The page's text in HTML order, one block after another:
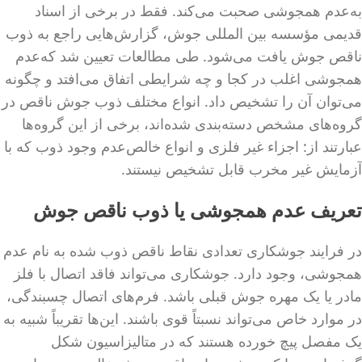
به‌عدم همجوشی صحبت می‌کند. فقط در برخی از اسناد
قدیمی مؤسسه بین المللی جوش، گزارش‌هایی راجع به ذوب
ناقص جوش یافت می‌شود. طی مطالعات تعیین شد که‌عدم
همجوشی اغلب در کجا و چه شرایطی اتفاق می‌افتد و چگونه
می‌توان آن را تشخیص داد. انواع مختلف ذوب جوش ناقص در
گروه‌های مشخص دسته‌بندی شده‌اند، برخی از این گروه‌ها
عبارتند از: اجزاء غیر فلزی و انواع خالص‌عدم وجود ذوب که با
آزمایش غیر مخرب قابل تشخیص نیستند.
تعریف عدم همجوشی یا ذوب ناقص جوش
در فرایند جوشکاری تعدادی نقاط ناقص ذوب شده به نام‌ عدم
همجوشی، وجود دارد. جوشکاری می‌تواند فاقد اتصال با فلز
مادر یا یک مهره جوش قبلی باشد. فرم‌های اتصال چسبندگی،
در موارد خاص می‌تواند نسبتاً قوی باشند. این‌ها تقریباً شبیه به
یک مفصل پیچ خورده هستند که در متالیزاسیون شکل